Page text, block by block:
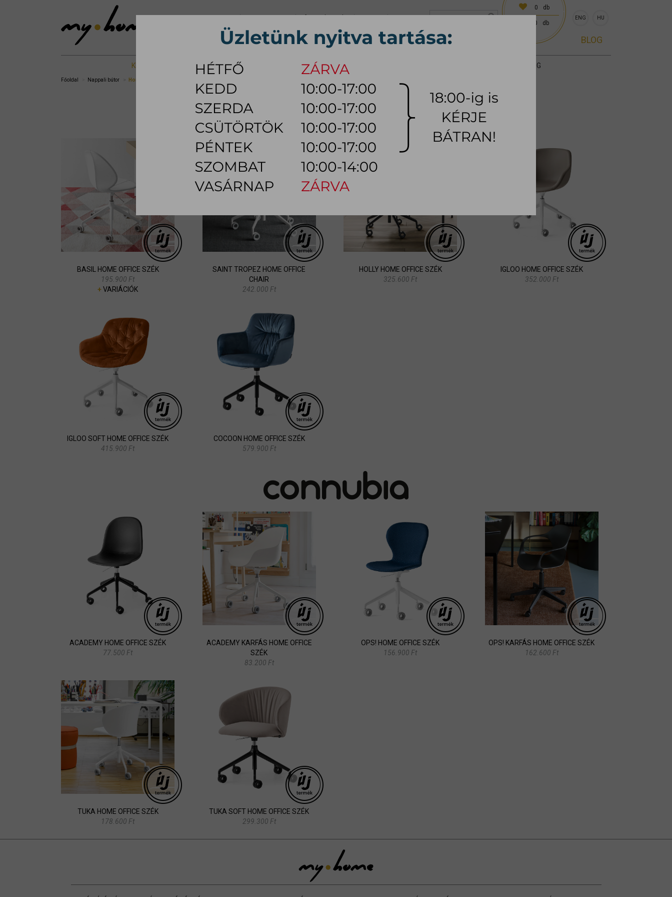
K, Sz, Cs, P:
10:00 - 17:00 (18:00 előre egyeztetve)
Szo:
10:00 - 14:00
0 db
0 db
ENG HU
BLOG
KIÁLLÍTOTT % NAPPALI BÚTOR HÁLÓSZOBA BÚTOR SZŐNYEG
Főoldal Nappali bútor Home office szék
BASIL HOME OFFICE SZÉK
195.900 Ft
+VARIÁCIÓK
SAINT TROPEZ HOME OFFICE
CHAIR
242.000 Ft
HOLLY HOME OFFICE SZÉK
325.600 Ft
IGLOO HOME OFFICE SZÉK
352.000 Ft
IGLOO SOFT HOME OFFICE SZÉK
415.900 Ft
COCOON HOME OFFICE SZÉK
579.900 Ft
ACADEMY HOME OFFICE SZÉK
77.500 Ft
ACADEMY KARFÁS HOME OFFICE
SZÉK
83.200 Ft
OPS! HOME OFFICE SZÉK
156.900 Ft
OPS! KARFÁS HOME OFFICE SZÉK
162.600 Ft
TUKA HOME OFFICE SZÉK
178.600 Ft
TUKA SOFT HOME OFFICE SZÉK
299.300 Ft